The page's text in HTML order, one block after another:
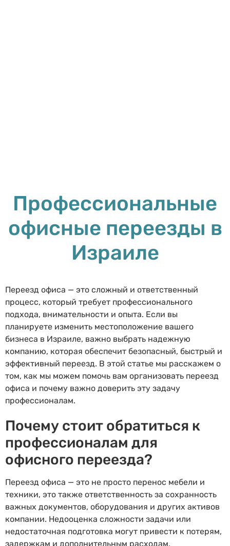
Профессиональные
офисные переезды в
Израиле
Переезд офиса — это сложный и ответственный
процесс, который требует профессионального
подхода, внимательности и опыта. Если вы
планируете изменить местоположение вашего
бизнеса в Израиле, важно выбрать надежную
компанию, которая обеспечит безопасный, быстрый и
эффективный переезд. В этой статье мы расскажем о
том, как мы можем помочь вам организовать переезд
офиса и почему важно доверить эту задачу
профессионалам.
Почему стоит обратиться к
профессионалам для
офисного переезда?
Переезд офиса — это не просто перенос мебели и
техники, это также ответственность за сохранность
важных документов, оборудования и других активов
компании. Недооценка сложности задачи или
недостаточная подготовка могут привести к потерям,
задержкам и дополнительным расходам.